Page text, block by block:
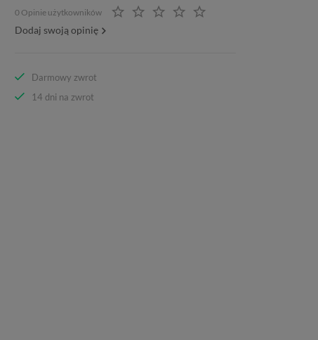
0 Opinie użytkowników
Dodaj swoją opinię
Darmowy zwrot
14 dni na zwrot